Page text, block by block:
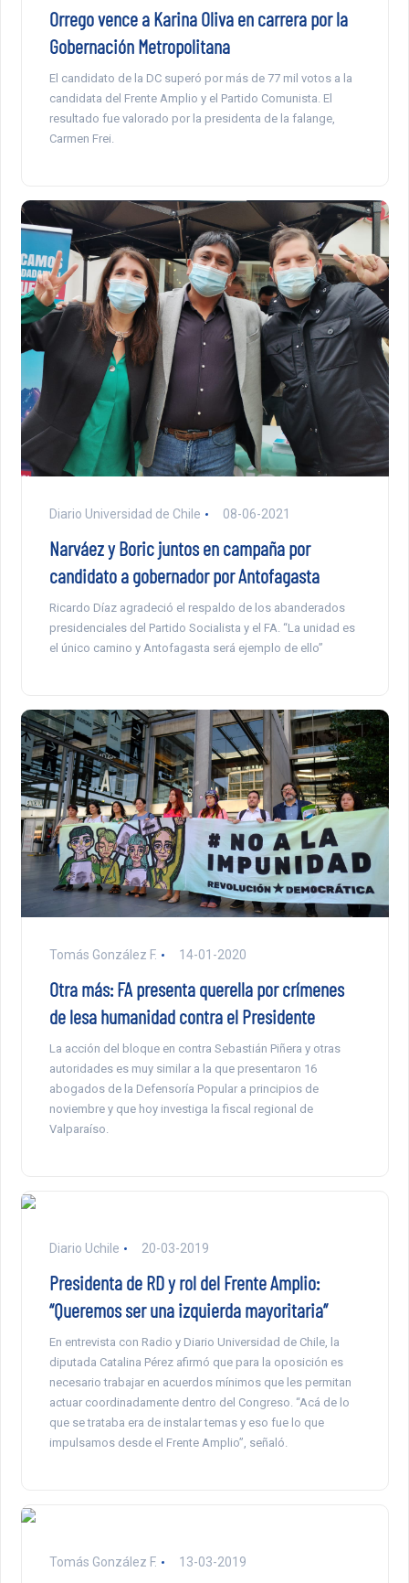
Orrego vence a Karina Oliva en carrera por la
Gobernación Metropolitana
El candidato de la DC superó por más de 77 mil votos a la
candidata del Frente Amplio y el Partido Comunista. El
resultado fue valorado por la presidenta de la falange,
Carmen Frei.
Diario Universidad de Chile 08-06-2021
Narváez y Boric juntos en campaña por
candidato a gobernador por Antofagasta
Ricardo Díaz agradeció el respaldo de los abanderados
presidenciales del Partido Socialista y el FA. “La unidad es
el único camino y Antofagasta será ejemplo de ello”
Tomás González F. 14-01-2020
Otra más: FA presenta querella por crímenes
de lesa humanidad contra el Presidente
La acción del bloque en contra Sebastián Piñera y otras
autoridades es muy similar a la que presentaron 16
abogados de la Defensoría Popular a principios de
noviembre y que hoy investiga la fiscal regional de
Valparaíso.
Diario Uchile 20-03-2019
Presidenta de RD y rol del Frente Amplio:
“Queremos ser una izquierda mayoritaria”
En entrevista con Radio y Diario Universidad de Chile, la
diputada Catalina Pérez afirmó que para la oposición es
necesario trabajar en acuerdos mínimos que les permitan
actuar coordinadamente dentro del Congreso. “Acá de lo
que se trataba era de instalar temas y eso fue lo que
impulsamos desde el Frente Amplio”, señaló.
Tomás González F. 13-03-2019